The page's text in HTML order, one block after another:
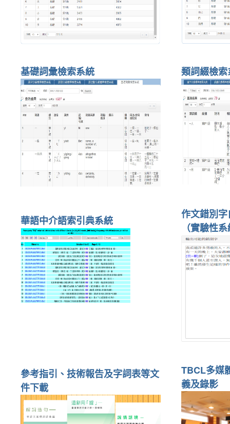
基礎詞彙檢索系統 類詞綴檢
華語中介語索引典系統
作文錯別
（實驗性
參考指引、技術報告及字詞表等文
件下載
TBCL多媒
義及錄影